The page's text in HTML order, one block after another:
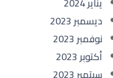
ديسمبر 2023
نوفمبر 2023
أكتوبر 2023
سبتمبر 2023